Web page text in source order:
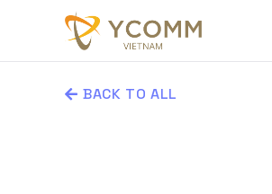
BACK TO ALL